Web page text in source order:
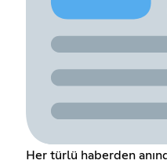
Her türlü haberden